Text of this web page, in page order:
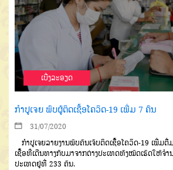
ເບີ່ງລະອຽດ
ກຳປູເຈຍ ພົບຜູ້ຕິດເຊື້ອໂຄວິດ-19 ເພີ່ມ 7 ຄົນ
31/07/2020
ກຳປູເຈຍລາຍງານພົບຄົນເຈັບຕິດເຊື້ອໂຄວິດ-19 ເພີ່ມຕື່
ເຊື້ອທີ່ເດີນທາງກັບມາຈາກຕ່າງປະເທດທັງໝົດເຮັດໃຫ້ຈ
ປະເທດຢູ່ທີ່ 233 ຄົນ.